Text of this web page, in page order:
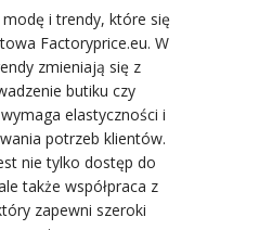
i trendy, które się
Factoryprice.eu. W
zmieniają się z
butiku czy
elastyczności i
potrzeb klientów.
nie tylko dostęp do
także współpraca z
zapewni szeroki